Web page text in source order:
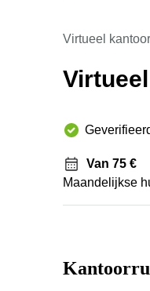
Virtueel kantoor
Van 75 €
Maandelijkse